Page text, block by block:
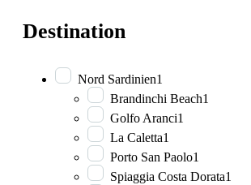
Destination
Nord Sardinien1
Brandinchi Beach1
Golfo Aranci1
La Caletta1
Porto San Paolo1
Spiaggia Costa Dorata1